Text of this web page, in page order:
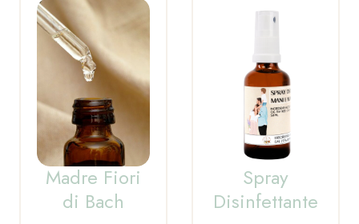
Madre Fiori
di Bach
Spray
Disinfettante